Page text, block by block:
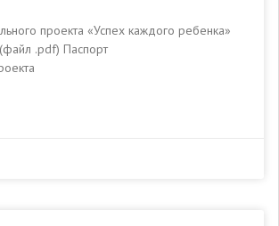
проекта «Успех каждого ребенка»
.pdf) Паспорт